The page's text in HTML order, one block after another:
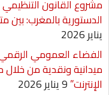
الدستورية بالمغرب: بين
يناير 2026
الفضاء العمومي الرقمي
ميدانية ونقدية من
الإنترنت”9 يناير 2026